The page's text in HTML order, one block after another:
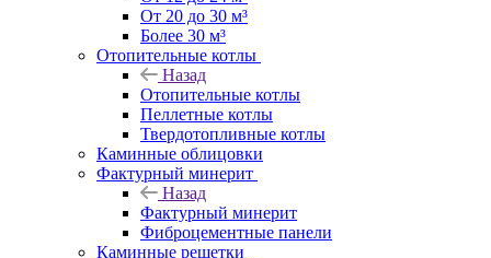
От 20 до 30 м³
Более 30 м³
Отопительные котлы
Назад
Отопительные котлы
Пеллетные котлы
Твердотопливные котлы
Каминные облицовки
Фактурный минерит
Назад
Фактурный минерит
Фиброцементные панели
Каминные решетки